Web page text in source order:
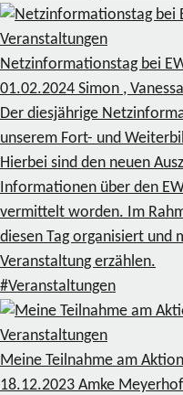
Veranstaltungen
Netzinformationstag bei
01.02.2024 Simon , Vanessa
Der diesjährige
unserem Fort- und
Hierbei sind den neuen
Informationen über den
vermittelt worden. Im
diesen Tag organisiert und
Veranstaltung erzählen.
#Veranstaltungen
Veranstaltungen
Meine Teilnahme am
18.12.2023 Amke